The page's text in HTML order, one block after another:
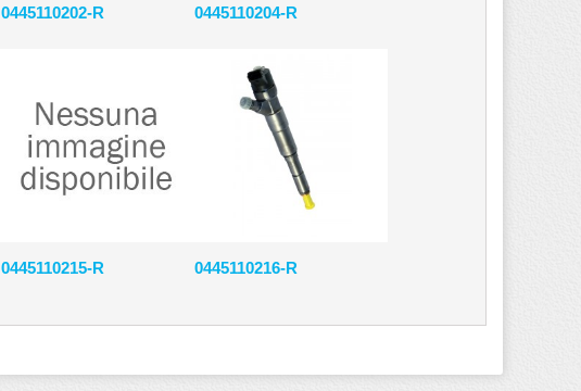
0445110202-R 0445110204-R
0445110215-R 0445110216-R